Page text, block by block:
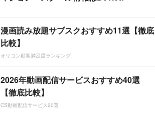
漫画読み放題サブスクおすすめ11選【徹底
比較】
オリコン顧客満足度ランキング
2026年動画配信サービスおすすめ40選
【徹底比較】
CS動画配信サービス20選